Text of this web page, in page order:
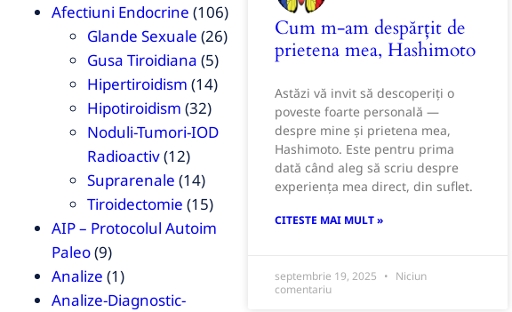
Afectiuni Endocrine (106)
Glande Sexuale (26)
Gusa Tiroidiana (5)
Hipertiroidism (14)
Hipotiroidism (32)
Noduli-Tumori-IOD
Radioactiv(12)
Suprarenale (14)
Tiroidectomie (15)
AIP – Protocolul Autoim
Paleo(9)
Analize (1)
Analize-Diagnostic-
Cum m-am despărțit de
prietena mea, Hashimoto
Astăzi vă invit să descoperiți o
poveste foarte personală —
despre mine și prietena mea,
Hashimoto. Este pentru prima
dată când aleg să scriu despre
experiența mea direct, din suflet.
CITESTE MAI MULT »
septembrie 19, 2025
Niciun
comentariu